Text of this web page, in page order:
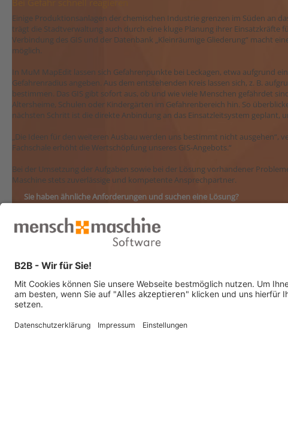
Einige Produktionsanlagen der chemischen Industrie grenzen im Süden an
trägt die Stadtverwaltung auch durch eine kluge Planung ihrer Einsatzkräfte
Verbindung des GIS und der Datenbank „Kleinräumige Gliederung“ macht
möglich.
In MuM MapEdit lassen sich Gefahrenpunkte bei Leckagen, etwa aufgrund
Gefahrenradius angeben. Aus dem entstehenden Kreis lassen sich, z. B.
bestimmen. Das GIS gibt sofort aus, ob und wie viele Menschen gefährdet
Altersheime, Schulen oder Kindergärten im Gefahrenbereich hin. So
nächsten Schritt ist die direkte Anbindung an das Einsatzleitsystem geplant,
„Die Ideen für den weiteren Ausbau werden uns bestimmt nicht ausgehen“,
Fachschale erhöht die Wertschöpfung unseres GIS-Angebots.“
Bei der Umsetzung der Aufgaben sowie bei der Lösung vorhandener
Maschine stets zuverlässige und kompetente Ansprechpartner.
Sie haben ähnliche Anforderungen und suchen eine Lösung?
Jetzt Kontakt aufnehmen